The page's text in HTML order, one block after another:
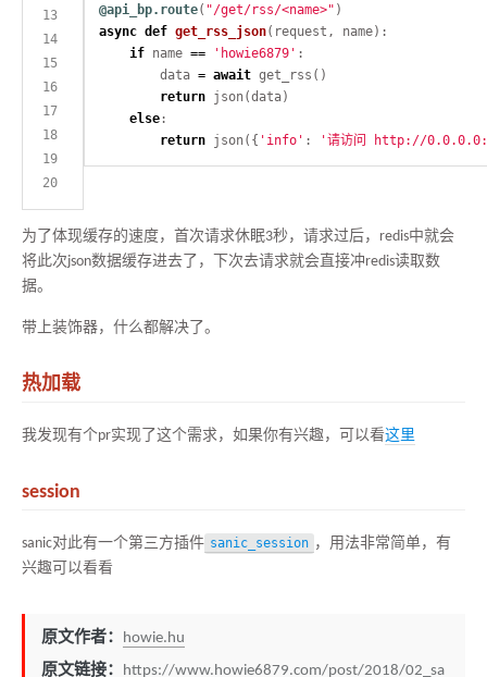
13
14
15
16
17
18
19
20
@api_bp.route( "/get/rss/<name>"
async def get_rss_json
if name == 'howie6879'
        data
= await
return
else
return json({ 'info' : '请访问 http://
为了体现缓存的速度，首次请求休眠3秒，请求过后，redis中就会
将此次json数据缓存进去了，下次去请求就会直接冲redis读取数
据。
带上装饰器，什么都解决了。
热加载
我发现有个pr实现了这个需求，如果你有兴趣，可以看这里
session
sanic对此有一个第三方插件 sanic_session ，用法非常简单，有
兴趣可以看看
原文作者：
howie.hu
原文链接：
https://www.howie6879.com/post/2018/02_sa